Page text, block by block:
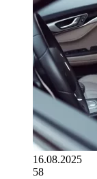
16.08.2025
58